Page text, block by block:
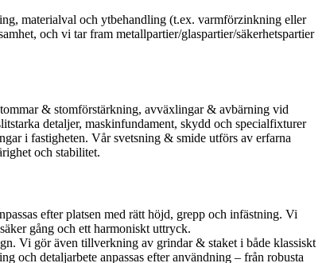
materialval och ytbehandling (t.ex. varmförzinkning eller
och vi tar fram metallpartier/glaspartier/säkerhetspartier
& stomförstärkning, avväxlingar & avbärning vid
detaljer, maskinfundament, skydd och specialfixturer
i fastigheten. Vår svetsning & smide utförs av erfarna
och stabilitet.
efter platsen med rätt höjd, grepp och infästning. Vi
gång och ett harmoniskt uttryck.
Vi gör även tillverkning av grindar & staket i både klassiskt
och detaljarbete anpassas efter användning – från robusta